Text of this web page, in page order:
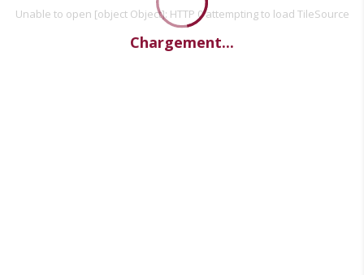
Unable to open [object Object]: HTTP 0 attempting to load TileSource
Chargement...